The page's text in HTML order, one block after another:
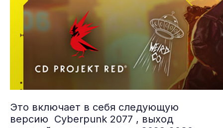
Это включает в себя следующую
версию Cyberpunk 2077 , выход